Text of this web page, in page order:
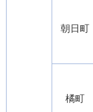
朝日町
橘町